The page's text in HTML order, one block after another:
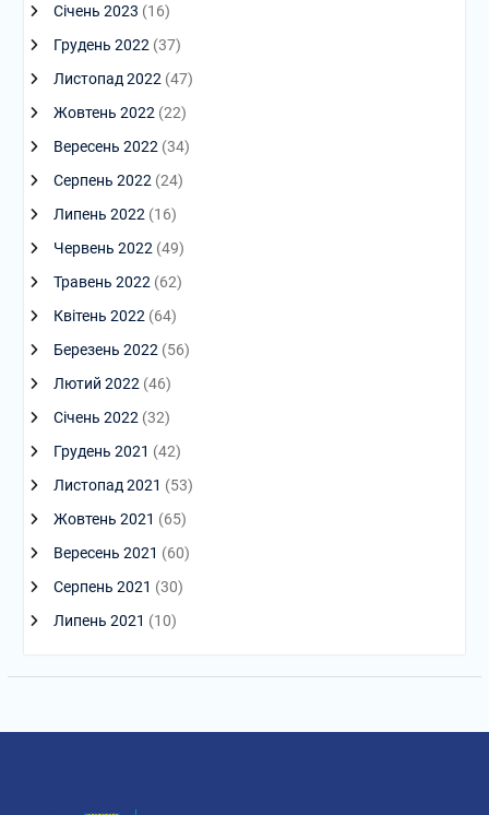
Січень 2023 (16)
Грудень 2022 (37)
Листопад 2022 (47)
Жовтень 2022 (22)
Вересень 2022 (34)
Серпень 2022 (24)
Липень 2022 (16)
Червень 2022 (49)
Травень 2022 (62)
Квітень 2022 (64)
Березень 2022 (56)
Лютий 2022 (46)
Січень 2022 (32)
Грудень 2021 (42)
Листопад 2021 (53)
Жовтень 2021 (65)
Вересень 2021 (60)
Серпень 2021 (30)
Липень 2021 (10)